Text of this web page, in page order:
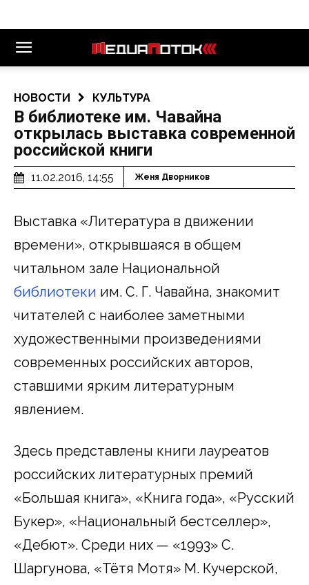
НОВОСТИ КУЛЬТУРА
В библиотеке им. Чавайна
открылась выставка современной
российской книги
11.02.2016, 14:55 Женя Дворников
Выставка «Литература в движении
времени», открывшаяся в общем
читальном зале Национальной
библиотеки им. С. Г. Чавайна, знакомит
читателей с наиболее заметными
художественными произведениями
современных российских авторов,
ставшими ярким литературным
явлением.
Здесь представлены книги лауреатов
российских литературных премий
«Большая книга», «Книга года», «Русский
Букер», «Национальный бестселлер»,
«Дебют». Среди них — «1993» С.
Шаргунова, «Тётя Мотя» М. Кучерской,